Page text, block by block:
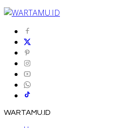
WARTAMU.ID